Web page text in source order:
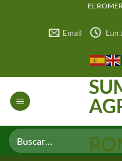
EL
Email Lun
Buscar
por: